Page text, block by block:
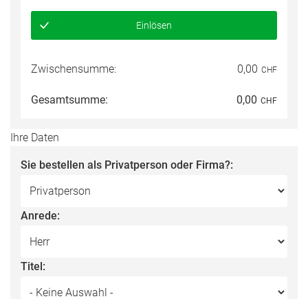
Ihre Daten
Sie bestellen als Privatperson oder Firma?:
Anrede:
Titel:
Einlösen
Zwischensumme: 0,00 CHF
Gesamtsumme: 0,00 CHF